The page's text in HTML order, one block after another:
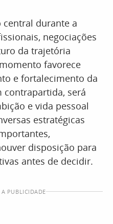
central durante a
negociações
da trajetória
favorece
e fortalecimento da
contrapartida, será
e vida pessoal
estratégicas
disposição para
antes de decidir.
PUBLICIDADE